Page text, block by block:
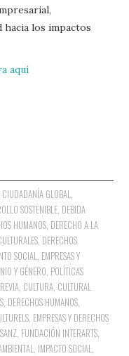
hacia los impactos
aquí
CIUDADANÍA GLOBAL
SOSTENIBLE DEBIDA
HUMANOS DERECHO A LA
DERECHOS
SOCIAL EMPRESAS Y
Y GÉNERO POLÍTICAS
, CULTURA, CULTURAL
DERECHOS HUMANOS
EMPRESAS Y DERECHOS
FUNDACIÓN INTERARTS
IMPACTO SOCIAL